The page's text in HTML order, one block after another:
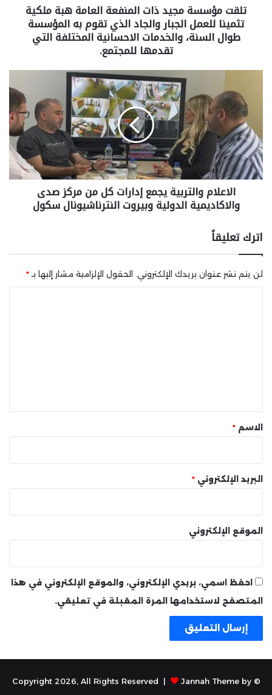
تلقت مؤسسة مجيد ذات المنفعة العامة هبة ملكية
تثمينا للعمل الجبار والجاد الذي تقوم به المؤسسة
طوال السنة، والخدمات الاحسانية المختلفة التي
تقدمها للمجتمع.
الاعلام والتربية يجمع إدارات كل من مركز صدى
والاكاديمية الدولية وبيروت النترناشيونال سكول
اترك تعليقاً
لن يتم نشر عنوان بريدك الإلكتروني. الحقول الإلزامية مشار إليها بـ *
* الاسم *
البريد الإلكتروني *
الموقع الإلكتروني
احفظ اسمي، بريدي الإلكتروني، والموقع الإلكتروني في هذا
المتصفح لاستخدامها المرة المقبلة في تعليقي.
© Copyright 2026, All Rights Reserved |
Jannah Theme by